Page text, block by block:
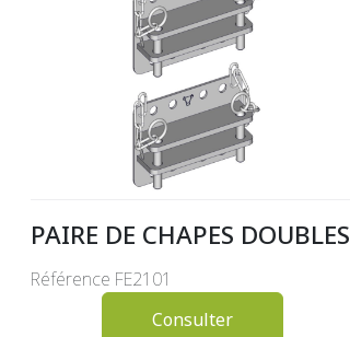
PAIRE DE CHAPES DOUBLES
Référence FE2101
Consulter